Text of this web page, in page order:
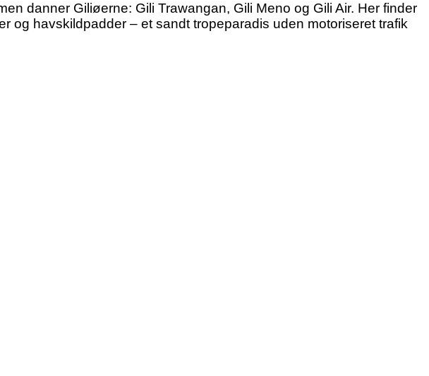
danner Giliøerne: Gili Trawangan, Gili Meno og Gili Air. Her finder
og havskildpadder – et sandt tropeparadis uden motoriseret trafik